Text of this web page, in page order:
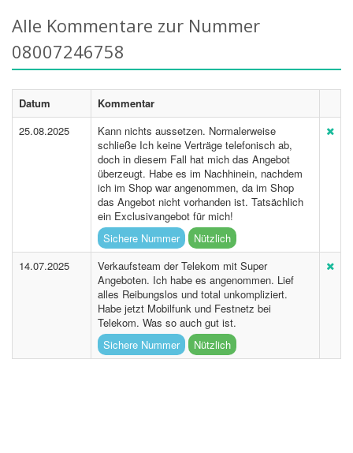
Alle Kommentare zur Nummer
08007246758
Datum
Kommentar
25.08.2025
Kann nichts aussetzen. Normalerweise
schließe Ich keine Verträge telefonisch ab,
doch in diesem Fall hat mich das Angebot
überzeugt. Habe es im Nachhinein, nachdem
ich im Shop war angenommen, da im Shop
das Angebot nicht vorhanden ist. Tatsächlich
ein Exclusivangebot für mich!
Sichere Nummer
Nützlich
14.07.2025
Verkaufsteam der Telekom mit Super
Angeboten. Ich habe es angenommen. Lief
alles Reibungslos und total unkompliziert.
Habe jetzt Mobilfunk und Festnetz bei
Telekom. Was so auch gut ist.
Sichere Nummer
Nützlich